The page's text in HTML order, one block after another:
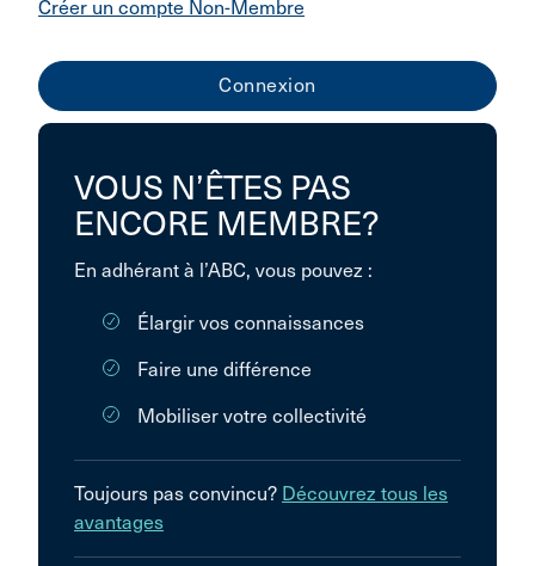
Créer un compte Non-Membre
VOUS N’ÊTES PAS
ENCORE MEMBRE?
En adhérant à l’ABC, vous pouvez :
Élargir vos connaissances
Faire une différence
Mobiliser votre collectivité
Toujours pas convincu? Découvrez tous les
avantages